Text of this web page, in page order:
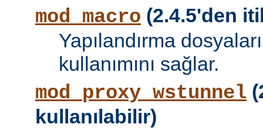
mod_macro (2.4.5'den
Yapılandırma
kullanımını sağlar.
mod_proxy_wstunnel
kullanılabilir)